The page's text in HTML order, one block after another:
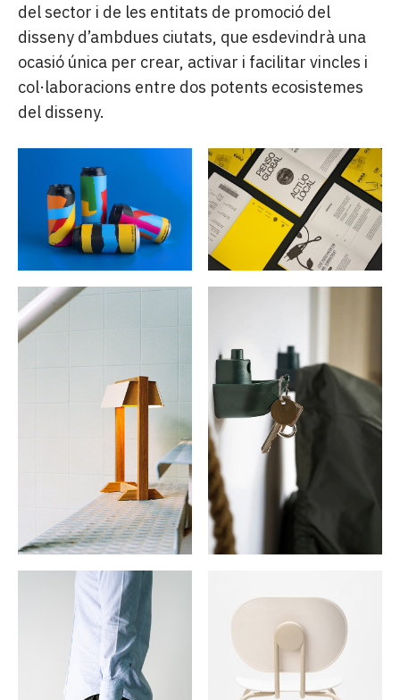
del sector i de les entitats de promoció del
disseny d’ambdues ciutats, que esdevindrà una
ocasió única per crear, activar i facilitar vincles i
col·laboracions entre dos potents ecosistemes
del disseny.